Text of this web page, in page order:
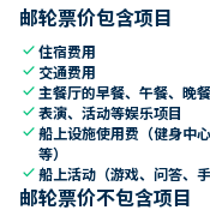
邮轮票价包含项目
check住宿费用
check 交通费用
check 主餐厅的早餐、午餐、晚
check表演、活动等娱乐项目
check船上设施使用费（健身中
等）
check船上活动（游戏、问答、手
邮轮票价不包含项目